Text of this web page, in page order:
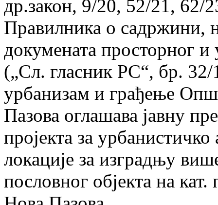
др.закон, 9/20, 52/21, 62/
Правилника о садржини,
докумената просторног
(„Сл. гласник РС“, бр.
урбанизам и грађење
Пазова оглашава јавну
пројекта за
локације за изградњу
пословног објекта на